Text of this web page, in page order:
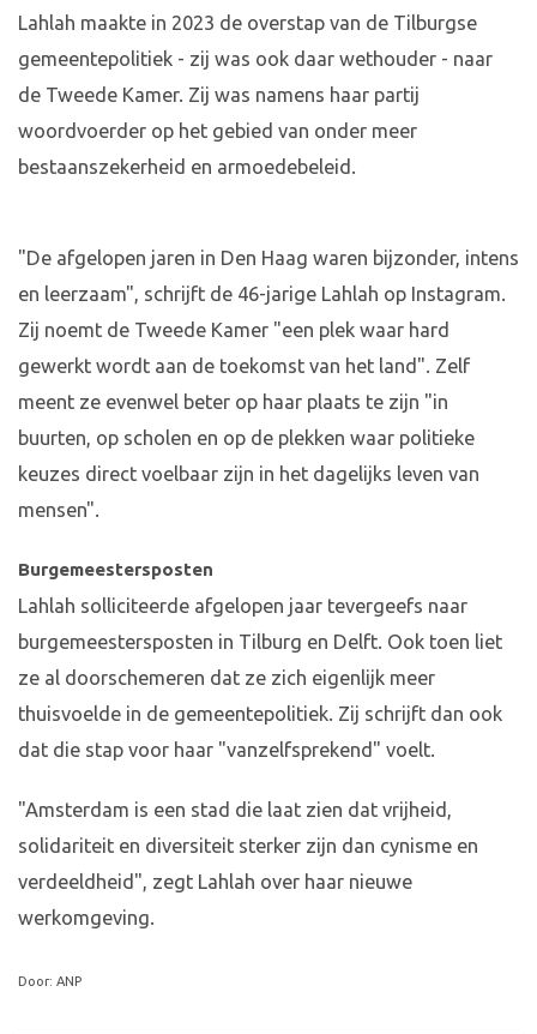
Lahlah maakte in 2023 de overstap van de Tilburgse
gemeentepolitiek - zij was ook daar wethouder - naar
de Tweede Kamer. Zij was namens haar partij
woordvoerder op het gebied van onder meer
bestaanszekerheid en armoedebeleid.
"De afgelopen jaren in Den Haag waren bijzonder, intens
en leerzaam", schrijft de 46-jarige Lahlah op Instagram.
Zij noemt de Tweede Kamer "een plek waar hard
gewerkt wordt aan de toekomst van het land". Zelf
meent ze evenwel beter op haar plaats te zijn "in
buurten, op scholen en op de plekken waar politieke
keuzes direct voelbaar zijn in het dagelijks leven van
mensen".
Burgemeestersposten
Lahlah solliciteerde afgelopen jaar tevergeefs naar
burgemeestersposten in Tilburg en Delft. Ook toen liet
ze al doorschemeren dat ze zich eigenlijk meer
thuisvoelde in de gemeentepolitiek. Zij schrijft dan ook
dat die stap voor haar "vanzelfsprekend" voelt.
"Amsterdam is een stad die laat zien dat vrijheid,
solidariteit en diversiteit sterker zijn dan cynisme en
verdeeldheid", zegt Lahlah over haar nieuwe
werkomgeving.
Door: ANP